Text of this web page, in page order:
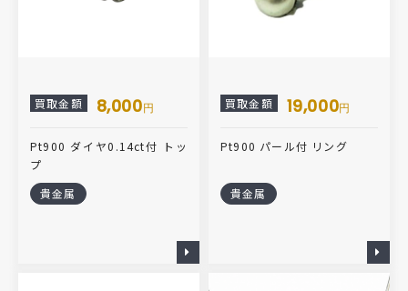
買取金額 8,000円
Pt900 ダイヤ0.14ct付 トッ
プ
貴金属
買取金額 19,000円
Pt900 パール付 リング
貴金属